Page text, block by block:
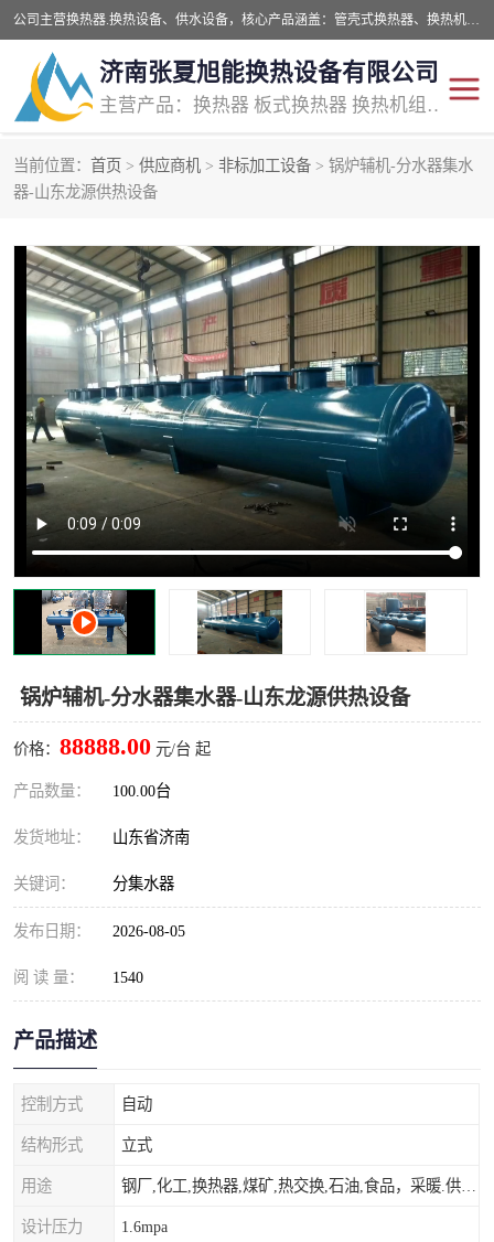
公司主营换热器.换热设备、供水设备，核心产品涵盖：管壳式换热器、换热机组、不锈钢组合式水箱、水处理设备等，提供非标设备集生产、销售、安装一体化服务，可满足全国酒店、学校、医院、商业综合体、工业项目等多场景换热与供水需求。
济南张夏旭能换热设备有限公司
主营产品：换热器 板式换热器 换热机组 供水设备 水处理设备
当前位置： 首页 > 供应商机 > 非标加工设备 > 锅炉辅机-分水器集水
器-山东龙源供热设备
锅炉辅机-分水器集水器-山东龙源供热设备
价格： 88888.00 元/台 起
产品数量： 100.00台
发货地址： 山东省济南
关键词： 分集水器
发布日期： 2026-08-05
阅 读 量： 1540
产品描述
控制方式 自动
结构形式 立式
用途
设计压力 1.6mpa
管壳式换热器
汽水换热机组 板式换热设备
板式换热机组 定压补水装置
囊式膨胀水箱 水处理器设备
智能供水设备 锅炉辅机设备
非标加工设备